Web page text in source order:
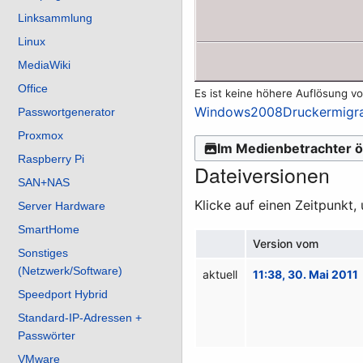
Linksammlung
Linux
MediaWiki
Office
Passwortgenerator
Proxmox
Raspberry Pi
SAN+NAS
Server Hardware
SmartHome
Sonstiges
(Netzwerk/Software)
Speedport Hybrid
Standard-IP-Adressen +
Passwörter
VMware
Es ist keine höhere Auflösung
Im Medienbetrachter
Dateiversionen
Klicke auf einen Zeitpunkt,
Version vom
aktuell 11:38, 30. Mai 2011